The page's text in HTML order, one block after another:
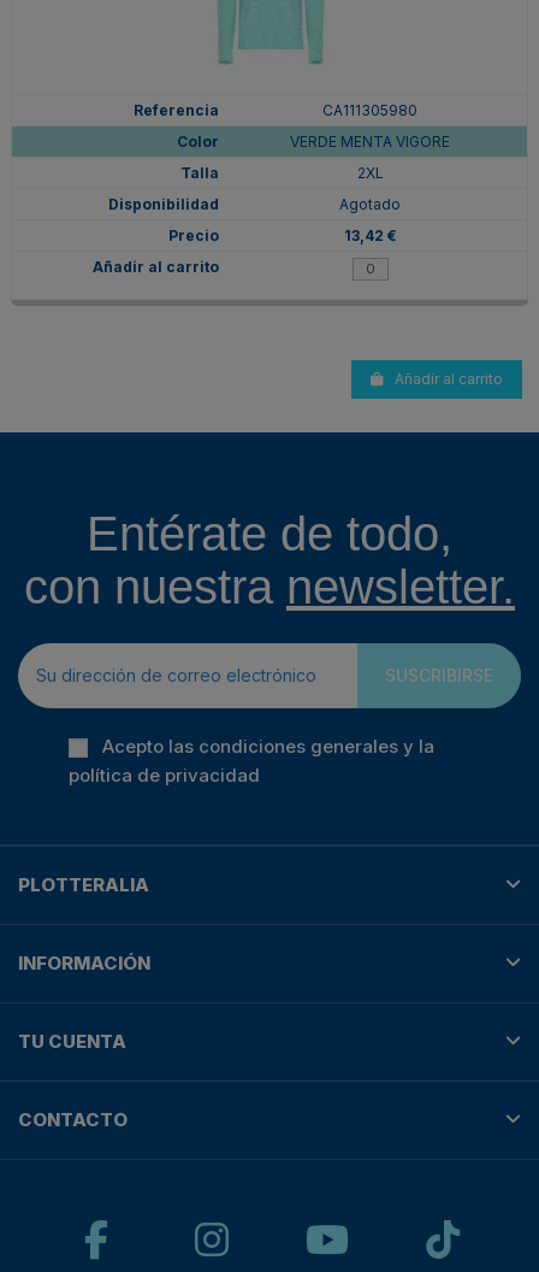
CA111305980
VERDE MENTA VIGORE
2XL
Agotado
13,42 €
Añadir al carrito
Entérate de todo,
con nuestra newsletter.
SUSCRIBIRSE
Acepto las condiciones generales y la
política de privacidad
PLOTTERALIA
INFORMACIÓN
TU CUENTA
CONTACTO